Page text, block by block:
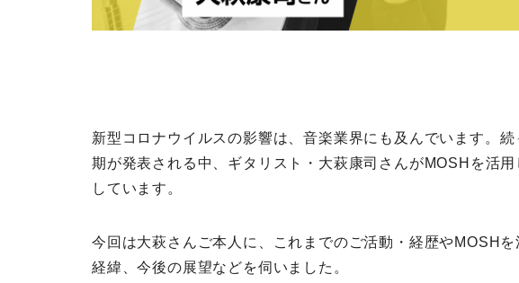
新型コロナウイルスの影響は、音楽業界にも及んでいます。
期が発表される中、ギタリスト・大萩康司さんがMOSHを活
しています。
今回は大萩さんご本人に、これまでのご活動・経歴やMOSH
経緯、今後の展望などを伺いました。